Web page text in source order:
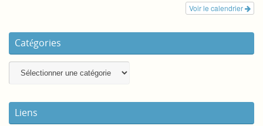
Voir le calendrier
Catégories
Liens